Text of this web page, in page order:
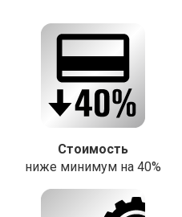
Стоимость
ниже минимум на 40%